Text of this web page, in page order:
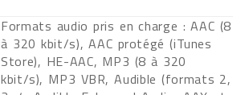
Formats audio pris en charge : AAC (8
à 320 kbit/s), AAC protégé (iTunes
Store), HE-AAC, MP3 (8 à 320
kbit/s), MP3 VBR, Audible (formats 2,